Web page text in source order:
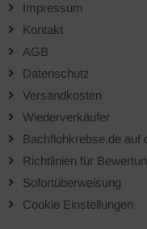
Impressum
Kontakt
AGB
Datenschutz
Versandkosten
Wiederverkäufer
Bachflohkrebse.de auf
Richtlinien für
Sofortüberweisung
Cookie Einstellungen